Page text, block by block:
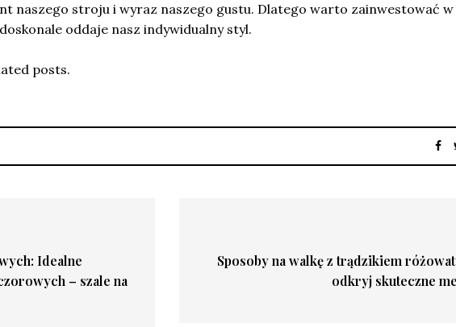
naszego stroju i wyraz naszego gustu. Dlatego warto zainwestować w
oddaje nasz indywidualny styl.
posts.
Idealne
– szale na
Sposoby na walkę z trądzikiem
odkryj skuteczne